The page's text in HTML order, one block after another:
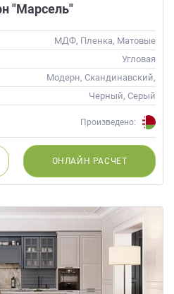
"Марсель"
МДФ, Пленка, Матовые
Угловая
Модерн, Скандинавский,
Неоклассика, Современные
Черный, Серый
Произведено:
ОНЛАЙН РАСЧЕТ